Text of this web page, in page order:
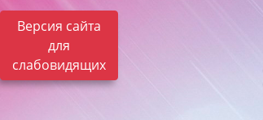
Версия сайта
для
слабовидящих